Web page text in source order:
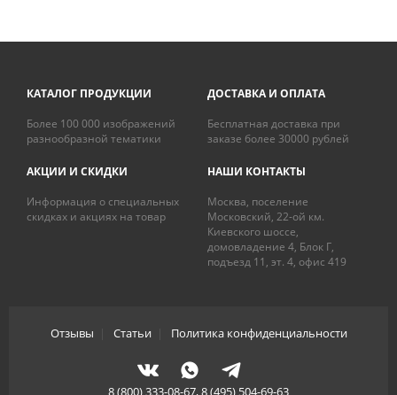
КАТАЛОГ ПРОДУКЦИИ
Более 100 000 изображений
разнообразной тематики
ДОСТАВКА И ОПЛАТА
Бесплатная доставка при
заказе более 30000 рублей
АКЦИИ И СКИДКИ
Информация о специальных
скидках и акциях на товар
НАШИ КОНТАКТЫ
Москва, поселение
Московский, 22-ой км.
Киевского шоссе,
домовладение 4, Блок Г,
подъезд 11, эт. 4, офис 419
Отзывы Статьи| Политика конфиденциальности
8 (800) 333-08-67, 8 (495) 504-69-63